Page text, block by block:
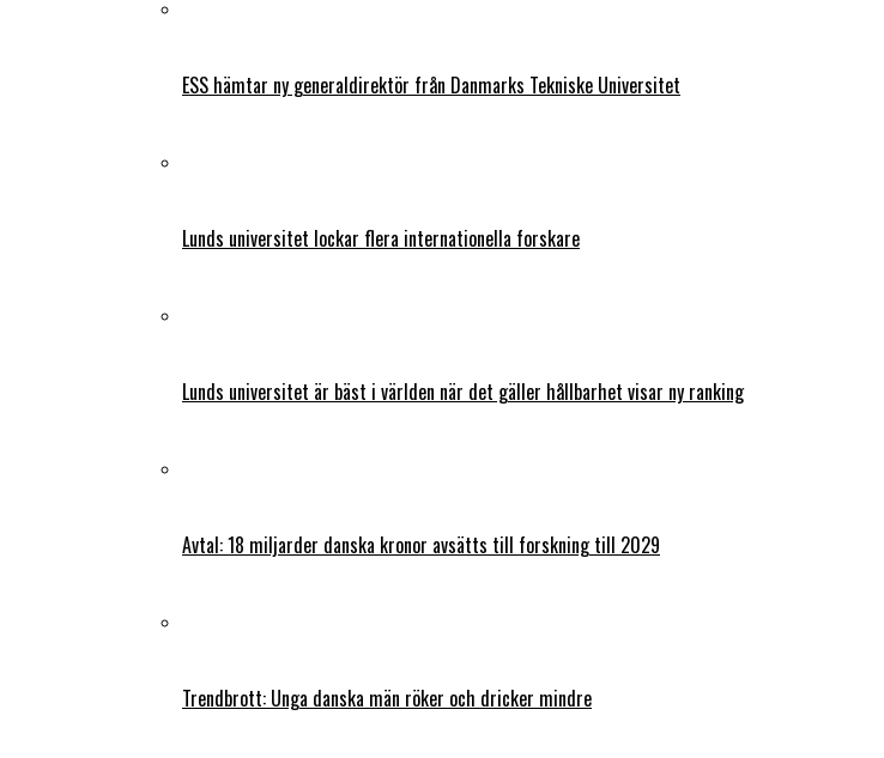
ESS hämtar ny generaldirektör från Danmarks Tekniske Universitet
Lunds universitet lockar flera internationella forskare
Lunds universitet är bäst i världen när det gäller hållbarhet visar ny ranking
Avtal: 18 miljarder danska kronor avsätts till forskning till 2029
Trendbrott: Unga danska män röker och dricker mindre